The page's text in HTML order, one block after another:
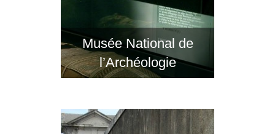
Musée National de
l’Archéologie